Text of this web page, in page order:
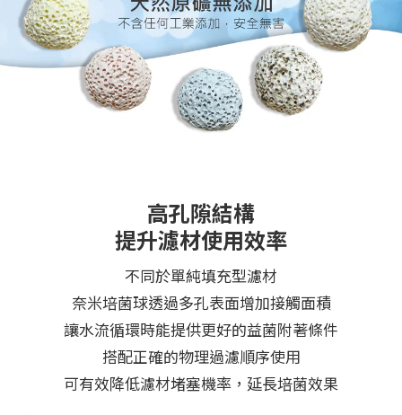
高孔隙結構
提升濾材使用效率
不同於單純填充型濾材
奈米培菌球透過多孔表面增加接觸面積
讓水流循環時能提供更好的益菌附著條件
搭配正確的物理過濾順序使用
可有效降低濾材堵塞機率，延長培菌效果